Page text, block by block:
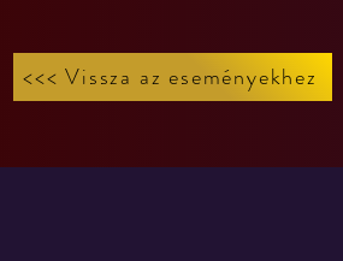
<<< Vissza az eseményekhez